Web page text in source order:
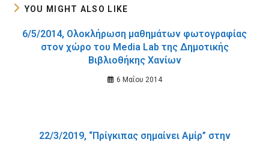
YOU MIGHT ALSO LIKE
6/5/2014, Ολοκλήρωση μαθημάτων φωτογραφίας
στον χώρο του Media Lab της Δημοτικής
Βιβλιοθήκης Χανίων
6 Μαΐου 2014
22/3/2019, “Πρίγκιπας σημαίνει Αμίρ” στην